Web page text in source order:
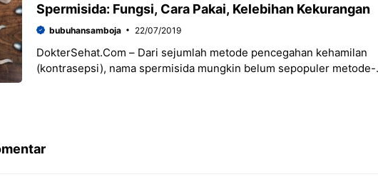
Spermisida: Fungsi, Cara Pakai, Kelebihan Kekurangan
bubuhansamboja 22/07/2019
DokterSehat.Com – Dari sejumlah metode pencegahan kehamilan
(kontrasepsi), nama spermisida mungkin belum sepopuler metode-